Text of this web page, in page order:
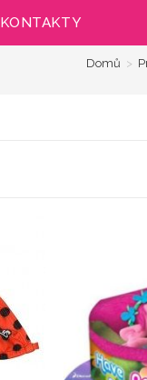
KONTAKTY
Domů >